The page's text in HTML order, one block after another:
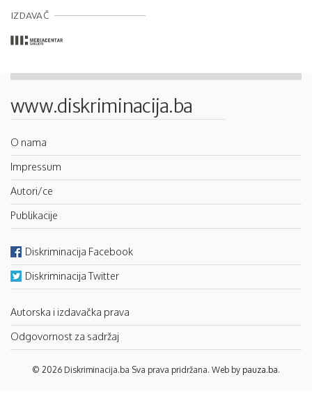
IZDAVAČ
www.diskriminacija.ba
O nama
Impressum
Autori/ce
Publikacije
Diskriminacija Facebook
Diskriminacija Twitter
Autorska i izdavačka prava
Odgovornost za sadržaj
© 2026 Diskriminacija.ba Sva prava pridržana. Web by pauza.ba.